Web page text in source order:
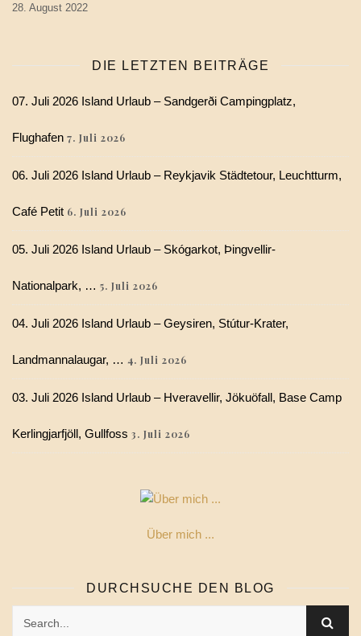
28. August 2022
DIE LETZTEN BEITRÄGE
07. Juli 2026 Island Urlaub – Sandgerði Campingplatz,
Flughafen 7. Juli 2026
06. Juli 2026 Island Urlaub – Reykjavik Städtetour, Leuchtturm,
Café Petit 6. Juli 2026
05. Juli 2026 Island Urlaub – Skógarkot, Þingvellir-
Nationalpark, … 5. Juli 2026
04. Juli 2026 Island Urlaub – Geysiren, Stútur-Krater,
Landmannalaugar, … 4. Juli 2026
03. Juli 2026 Island Urlaub – Hveravellir, Jökuöfall, Base Camp
Kerlingjarfjöll, Gullfoss 3. Juli 2026
Über mich ...
DURCHSUCHE DEN BLOG